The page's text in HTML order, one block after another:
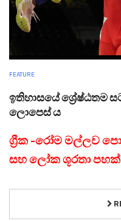
FEATURE
ඉතිහාසයේ ශ්‍රේෂ්ඨතම
ලොපෙස් ය
ග්‍රීක -රෝම මල්ලව
සහ ලෝක ශූරතා